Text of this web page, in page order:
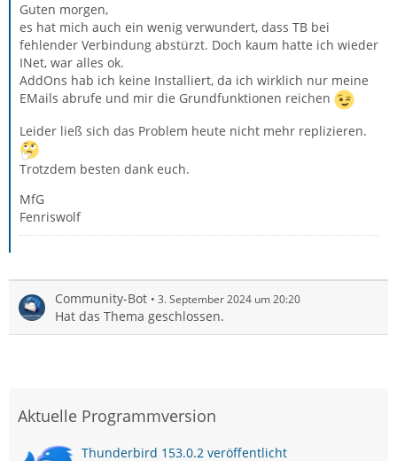
Guten morgen,
es hat mich auch ein wenig verwundert, dass TB bei
fehlender Verbindung abstürzt. Doch kaum hatte ich wieder
INet, war alles ok.
AddOns hab ich keine Installiert, da ich wirklich nur meine
EMails abrufe und mir die Grundfunktionen reichen
Leider ließ sich das Problem heute nicht mehr replizieren.
Trotzdem besten dank euch.
MfG
Fenriswolf
Community-Bot 3. September 2024 um 20:20
Hat das Thema geschlossen.
Aktuelle Programmversion
Thunderbird 153.0.2 veröffentlicht